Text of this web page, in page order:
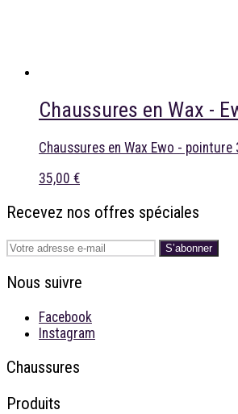
Chaussures en Wax -
Chaussures en Wax Ewo - pointure
35,00 €
Recevez nos offres spéciales
S’abonner
Nous suivre
Facebook
Instagram
Chaussures
Produits